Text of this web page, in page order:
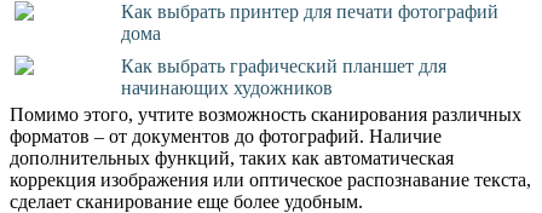
Как выбрать принтер для печати фотографий
дома
Как выбрать графический планшет для
начинающих художников
Помимо этого, учтите возможность сканирования различных
форматов – от документов до фотографий. Наличие
дополнительных функций, таких как автоматическая
коррекция изображения или оптическое распознавание текста,
сделает сканирование еще более удобным.